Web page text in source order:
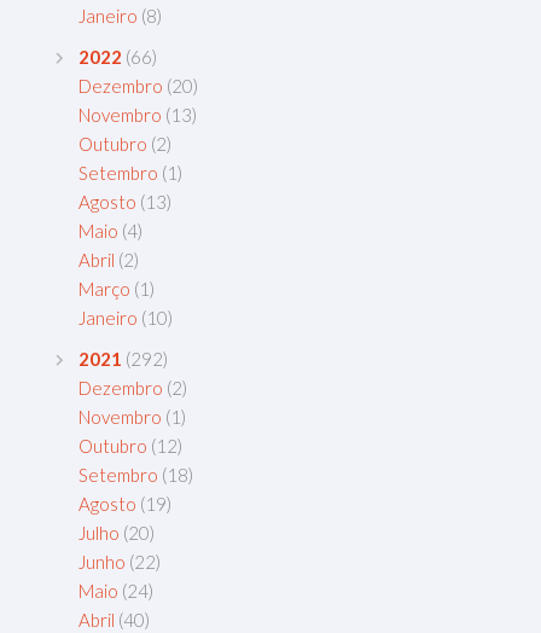
Janeiro (8)
2022 (66)
Dezembro (20)
Novembro (13)
Outubro (2)
Setembro (1)
Agosto (13)
Maio (4)
Abril (2)
Março (1)
Janeiro (10)
2021 (292)
Dezembro (2)
Novembro (1)
Outubro (12)
Setembro (18)
Agosto (19)
Julho (20)
Junho (22)
Maio (24)
Abril (40)